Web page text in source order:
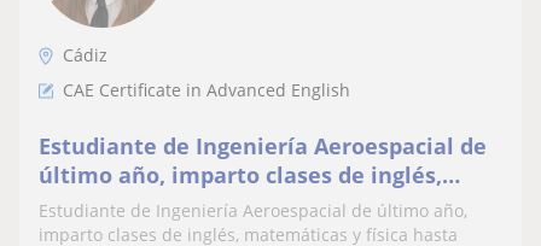
Cádiz
CAE Certificate in Advanced English
Estudiante de Ingeniería Aeroespacial de
último año, imparto clases de inglés,
matemáticas y física hasta enseñanza
secundaria
Estudiante de Ingeniería Aeroespacial de último año,
imparto clases de inglés, matemáticas y física hasta